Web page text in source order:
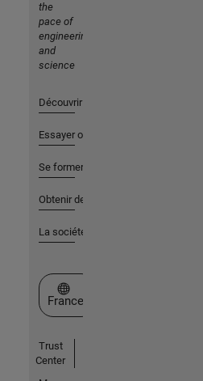
the
pace of
engineering
and
science
Découvrir les produits
Essayer ou acheter
Se former
Obtenir de l'aide
La société
Sélectionner un site web
France
Trust
Center